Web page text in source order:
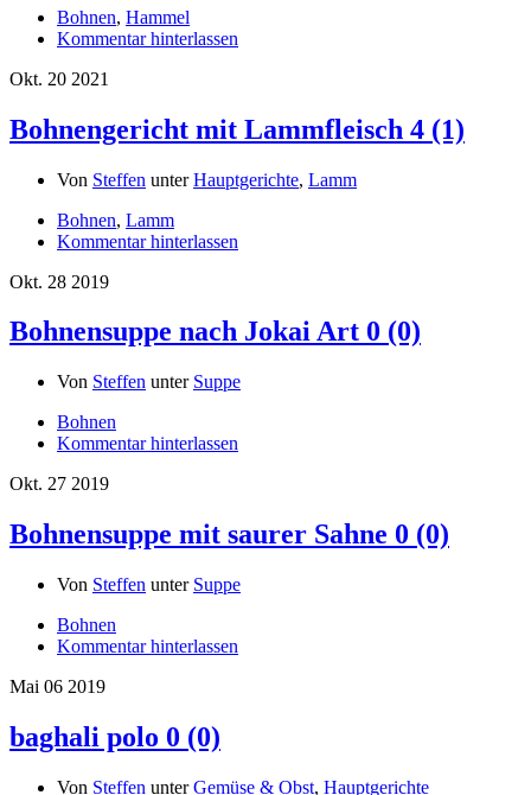
Bohnen, Hammel
Kommentar hinterlassen
Okt. 20 2021
Bohnengericht mit Lammfleisch 4 (1)
Von Steffen unterHauptgerichte, Lamm
Bohnen, Lamm
Kommentar hinterlassen
Okt. 28 2019
Bohnensuppe nach Jokai Art 0 (0)
Von Steffen unter Suppe
Bohnen
Kommentar hinterlassen
Okt. 27 2019
Bohnensuppe mit saurer Sahne 0 (0)
Von Steffen unter Suppe
Bohnen
Kommentar hinterlassen
Mai 06 2019
baghali polo 0 (0)
Von Steffen unterGemüse & Obst, Hauptgerichte